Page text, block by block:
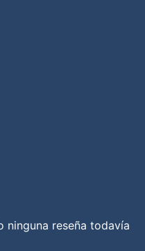
ninguna reseña todavía